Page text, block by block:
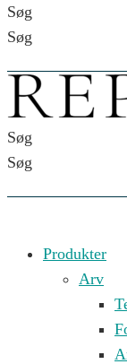
Søg
Søg
Søg
Søg
Produkter
Arv